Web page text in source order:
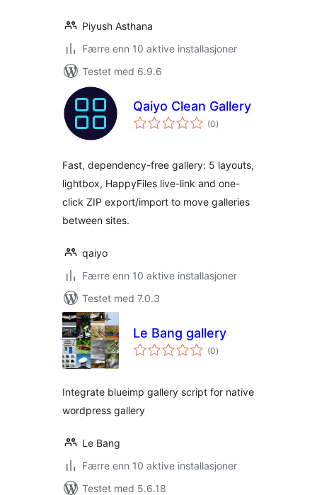
Piyush Asthana
Færre enn 10 aktive installasjoner
Testet med 6.9.6
Qaiyo Clean Gallery
(0totale
vurderinger
)
Fast, dependency-free gallery: 5 layouts,
lightbox, HappyFiles live-link and one-
click ZIP export/import to move galleries
between sites.
qaiyo
Færre enn 10 aktive installasjoner
Testet med 7.0.3
Le Bang gallery
(0totale
vurderinger
)
Integrate blueimp gallery script for native
wordpress gallery
Le Bang
Færre enn 10 aktive installasjoner
Testet med 5.6.18